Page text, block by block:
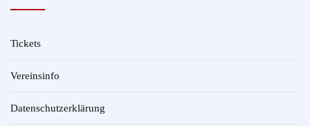
Tickets
Vereinsinfo
Datenschutzerklärung